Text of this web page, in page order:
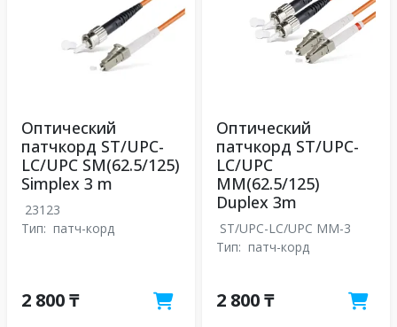
Оптический
патчкорд ST/UPC-
LC/UPC SM(62.5/125)
Simplex 3 m
23123
Тип: патч-корд
2 800 ₸
Оптический
патчкорд ST/UPC-
LC/UPC
MM(62.5/125)
Duplex 3m
ST/UPC-LC/UPC MM-3
Тип: патч-корд
2 800 ₸